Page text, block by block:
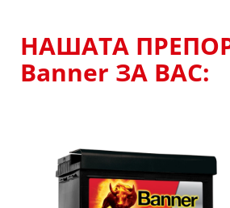
НАШАТА
Banner ЗА ВАС: